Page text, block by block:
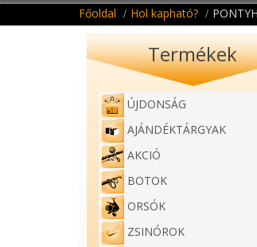
Főoldal Hol kapható?
Termékek
ÚJDONSÁG
AJÁNDÉKTÁRGYAK
AKCIÓ
BOTOK
ORSÓK
ZSINÓROK